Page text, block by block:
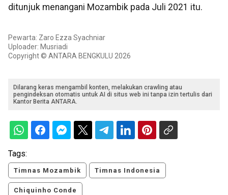
ditunjuk menangani Mozambik pada Juli 2021 itu.
Pewarta: Zaro Ezza Syachniar
Uploader: Musriadi
Copyright © ANTARA BENGKULU 2026
Dilarang keras mengambil konten, melakukan crawling atau
pengindeksan otomatis untuk AI di situs web ini tanpa izin tertulis dari
Kantor Berita ANTARA.
Tags:
Timnas Mozambik Timnas Indonesia
Chiquinho Conde